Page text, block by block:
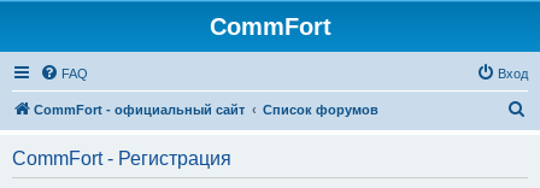
CommFort
FAQ Вход
CommFort - официальный сайт Список форумов
CommFort - Регистрация